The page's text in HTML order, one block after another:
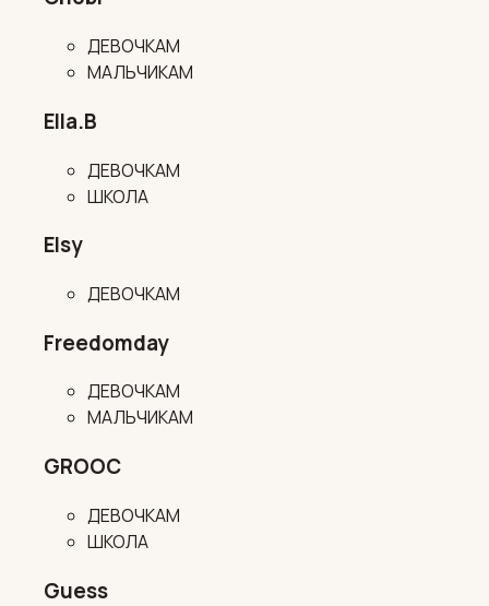
ДЕВОЧКАМ
МАЛЬЧИКАМ
Ella.B
ДЕВОЧКАМ
ШКОЛА
Elsy
ДЕВОЧКАМ
Freedomday
ДЕВОЧКАМ
МАЛЬЧИКАМ
GROOC
ДЕВОЧКАМ
ШКОЛА
Guess